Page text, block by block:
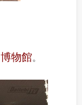
博物館。